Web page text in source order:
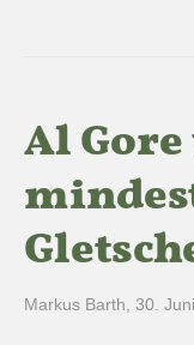
Al
Markus Barth 30.